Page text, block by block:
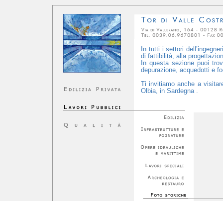
In tutti i settori
di fattibilità, alla
In questa sezione puoi
depurazione, acquedotti e
Ti invitiamo anche a
Olbia, in Sardegna .